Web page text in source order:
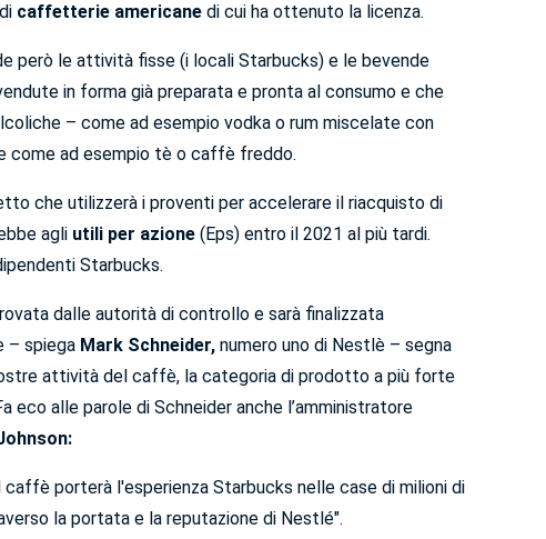
caffetterie americanedi cui ha ottenuto la licenza.
però le attività fisse (i locali Starbucks) e le bevende
in forma già preparata e pronta al consumo e che
– come ad esempio vodka o rum miscelate con
come ad esempio tè o caffè freddo.
che utilizzerà i proventi per accelerare il riacquisto di
agli utili per azione(Eps) entro il 2021 al più tardi.
Starbucks.
dalle autorità di controllo e sarà finalizzata
– spiega Mark Schneider,numero uno di Nestlè – segna
attività del caffè, la categoria di prodotto a più forte
eco alle parole di Schneider anche l’amministratore
porterà l'esperienza Starbucks nelle case di milioni di
la portata e la reputazione di Nestlé".